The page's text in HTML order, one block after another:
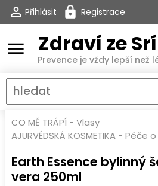
Přihlásit Registrace
menu Zdraví ze
Prevence je vždy lepší než
CO MĚ TRÁPÍ- Vlasy
AJURVÉDSKÁ KOSMETIKA- Péče
Earth Essence bylinný
vera 250ml